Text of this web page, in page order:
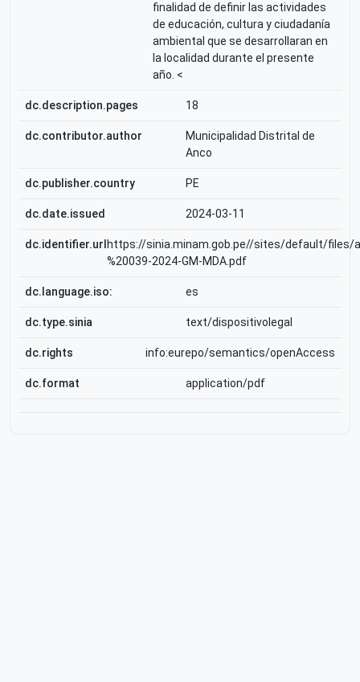
finalidad de definir las actividades
de educación, cultura y ciudadanía
ambiental que se desarrollaran en
la localidad durante el presente
año. <
dc.description.pages 18
dc.contributor.author
Municipalidad Distrital de
Anco
dc.publisher.country PE
dc.date.issued 2024-03-11
dc.identifier.url https://sinia.minam.gob.pe//sites/default/files/
%20039-2024-GM-MDA.pdf
dc.language.iso: es
dc.type.sinia text/dispositivolegal
dc.rights info:eurepo/semantics/openAccess
dc.format application/pdf